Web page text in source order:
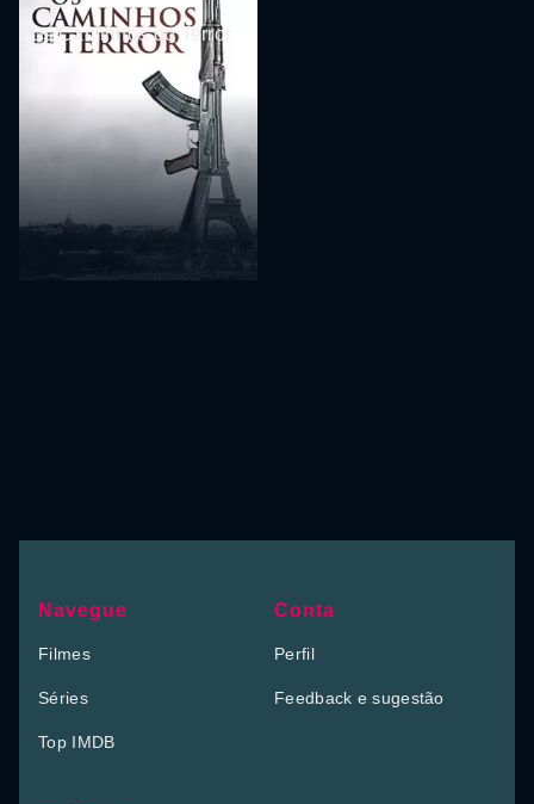
Os Caminhos do Terror
Navegue
Filmes
Séries
Top IMDB
Conta
Perfil
Feedback e sugestão